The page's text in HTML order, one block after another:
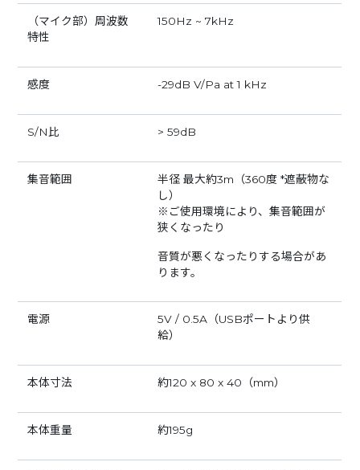
（マイク部）周波数
特性
150Hz ~ 7kHz
感度 -29dB V/Pa at 1 kHz
S/N比 > 59dB
集音範囲
半径 最大約3m（360度 *遮蔽物な
し）
※ご使用環境により、集音範囲が
狭くなったり
音質が悪くなったりする場合があ
ります。
電源
5V / 0.5A（USBポートより供
給）
本体寸法 約120 x 80 x 40（mm）
本体重量 約195g